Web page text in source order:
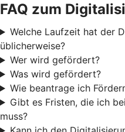
FAQ zum
Welche Laufzeit hat der
üblicherweise?
Wer wird gefördert?
Was wird gefördert?
Wie beantrage ich
Gibt es Fristen, die ich
muss?